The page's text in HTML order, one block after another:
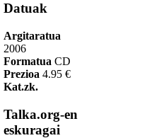
Datuak
Argitaratua
2006
Formatua CD
Prezioa 4.95 €
Kat.zk.
Talka.org-en
eskuragai